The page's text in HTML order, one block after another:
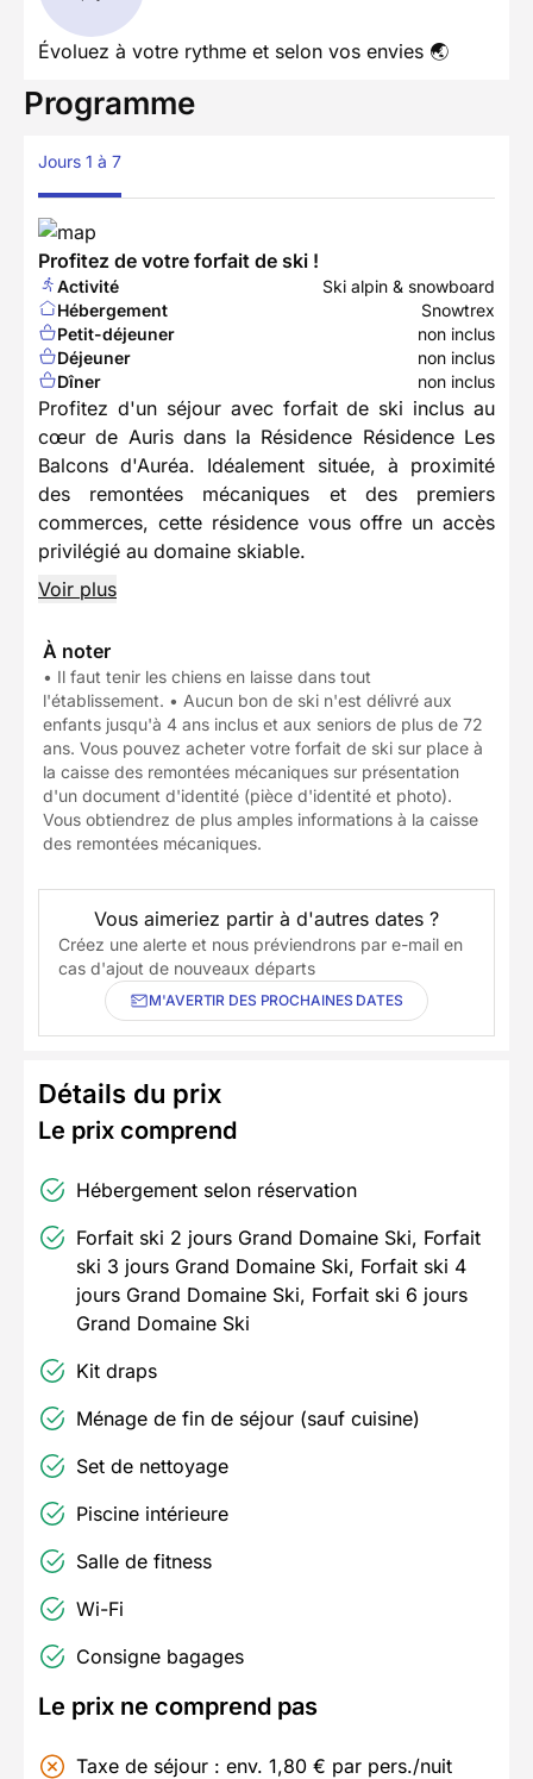
Évoluez à votre rythme et selon vos envies 🌏
Programme
Jours 1 à 7
Profitez de votre forfait de ski !
Activité
Ski alpin & snowboard
Hébergement
Snowtrex
Petit-déjeuner
non inclus
Déjeuner
non inclus
Dîner
non inclus
Profitez d'un séjour avec forfait de ski inclus au
cœur de Auris dans la Résidence Résidence Les
Balcons d'Auréa. Idéalement située, à proximité
des remontées mécaniques et des premiers
commerces, cette résidence vous offre un accès
privilégié au domaine skiable.
Voir plus
À noter
• Il faut tenir les chiens en laisse dans tout
l'établissement. • Aucun bon de ski n'est délivré aux
enfants jusqu'à 4 ans inclus et aux seniors de plus de 72
ans. Vous pouvez acheter votre forfait de ski sur place à
la caisse des remontées mécaniques sur présentation
d'un document d'identité (pièce d'identité et photo).
Vous obtiendrez de plus amples informations à la caisse
des remontées mécaniques.
Vous aimeriez partir à d'autres dates ?
Créez une alerte et nous préviendrons par e-mail en
cas d'ajout de nouveaux départs
M'AVERTIR DES PROCHAINES DATES
Détails du prix
Le prix comprend
Hébergement selon réservation
Forfait ski 2 jours Grand Domaine Ski, Forfait
ski 3 jours Grand Domaine Ski, Forfait ski 4
jours Grand Domaine Ski, Forfait ski 6 jours
Grand Domaine Ski
Kit draps
Ménage de fin de séjour (sauf cuisine)
Set de nettoyage
Piscine intérieure
Salle de fitness
Wi-Fi
Consigne bagages
Le prix ne comprend pas
Taxe de séjour : env. 1,80 € par pers./nuit